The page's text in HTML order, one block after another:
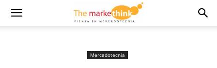
Mercadotecnia